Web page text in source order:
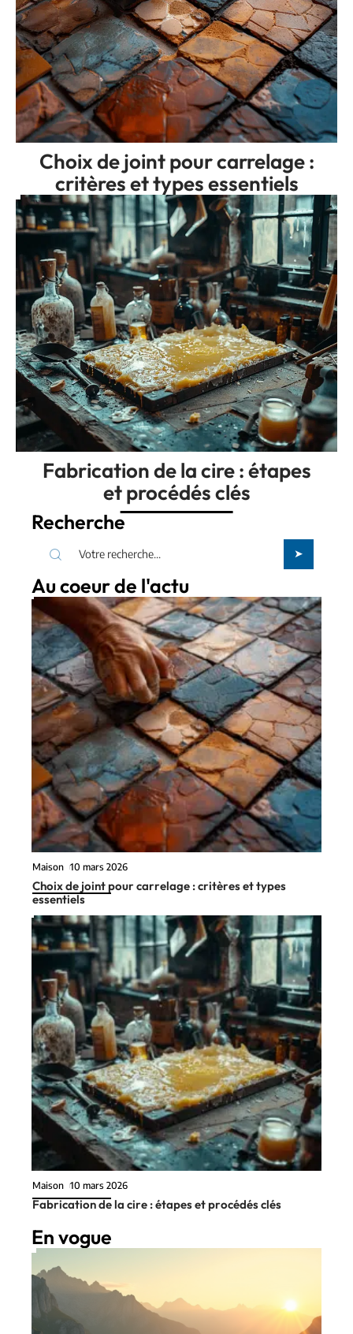
Choix de joint pour carrelage :
critères et types essentiels
Fabrication de la cire : étapes
et procédés clés
Recherche
Au coeur de l'actu
Maison 10 mars 2026
Choix de joint pour carrelage : critères et types
essentiels
Maison 10 mars 2026
Fabrication de la cire : étapes et procédés clés
En vogue